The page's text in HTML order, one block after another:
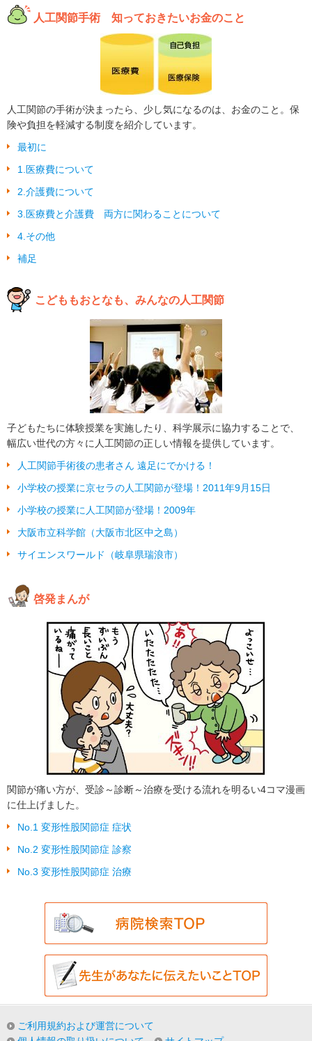
人工関節手術 知っておきたいお金のこと
人工関節の手術が決まったら、少し気になるのは、お金のこと。保
険や負担を軽減する制度を紹介しています。
最初に
1.医療費について
2.介護費について
3.医療費と介護費 両方に関わることについて
4.その他
補足
こどももおとなも、みんなの人工関節
子どもたちに体験授業を実施したり、科学展示に協力することで、
幅広い世代の方々に人工関節の正しい情報を提供しています。
人工関節手術後の患者さん 遠足にでかける！
小学校の授業に京セラの人工関節が登場！2011年9月15日
小学校の授業に人工関節が登場！2009年
大阪市立科学館（大阪市北区中之島）
サイエンスワールド（岐阜県瑞浪市）
啓発まんが
関節が痛い方が、受診～診断～治療を受ける流れを明るい4コマ漫画
に仕上げました。
No.1 変形性股関節症 症状
No.2 変形性股関節症 診察
No.3 変形性股関節症 治療
ご利用規約および運営について